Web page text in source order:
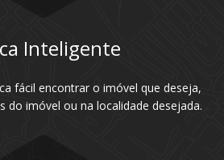
Inteligente
fácil encontrar o imóvel que deseja,
do imóvel ou na localidade desejada.